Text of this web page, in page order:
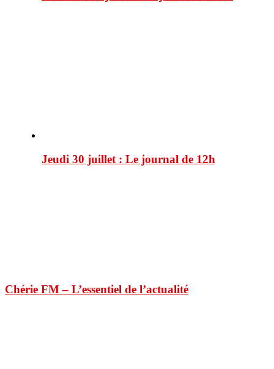
Jeudi 30 juillet : Le journal de 12h
Chérie FM – L’essentiel de l’actualité